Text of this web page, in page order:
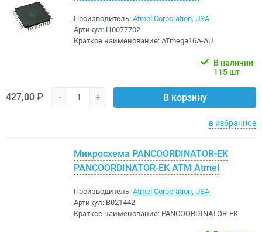
Производитель: Atmel Corporation, USA
Артикул: Ц0077702
Краткое наименование: ATmega16A-AU
В наличии
115 шт
427,00 ₽ - + В корзину
в избранное
Микросхема PANCOORDINATOR-EK
PANCOORDINATOR-EK ATM Atmel
Производитель: Atmel Corporation, USA
Артикул: B021442
Краткое наименование: PANCOORDINATOR-EK